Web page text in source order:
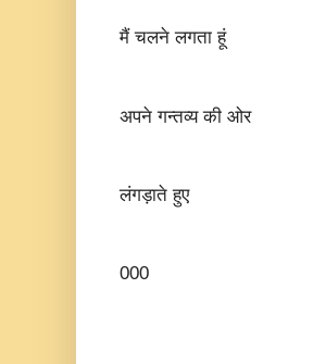
मैं चलने लगता हूं
अपने गन्तव्य की ओर
लंगड़ाते हुए
000